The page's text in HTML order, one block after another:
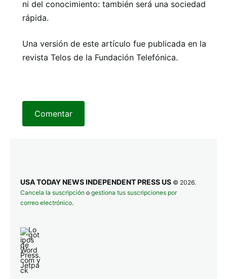
ni del conocimiento: también será una sociedad
rápida.
Una versión de este artículo fue publicada en la
revista Telos de la Fundación Telefónica.
Comentar
USA TODAY NEWS INDEPENDENT PRESS US © 2026.
Cancela la suscripción o gestiona tus suscripciones por
correo electrónico.